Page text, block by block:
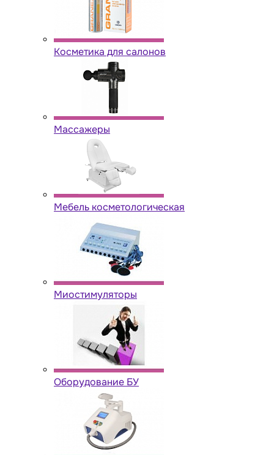
Косметика для салонов
Массажеры
Мебель косметологическая
Миостимуляторы
Оборудование БУ